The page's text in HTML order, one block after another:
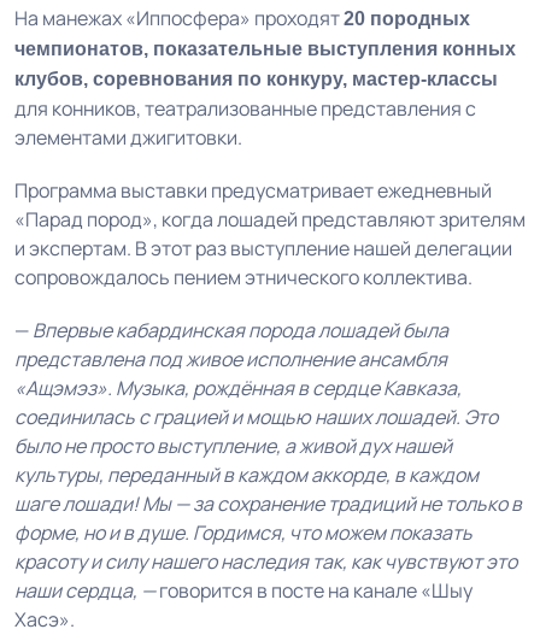
На манежах «Иппосфера» проходят20 породных
чемпионатов, показательные выступления конных
клубов, соревнования по конкуру, мастер-классы
для конников, театрализованные представления с
элементами джигитовки.
Программа выставки предусматривает ежедневный
«Парад пород», когда лошадей представляют зрителям
и экспертам. В этот раз выступление нашей делегации
сопровождалось пением этнического коллектива.
—Впервые кабардинская порода лошадей была
представлена под живое исполнение ансамбля
«Ащэмэз». Музыка, рождённая в сердце Кавказа,
соединилась с грацией и мощью наших лошадей. Это
было не просто выступление, а живой дух нашей
культуры, переданный в каждом аккорде, в каждом
шаге лошади! Мы — за сохранение традиций не только в
форме, но и в душе. Гордимся, что можем показать
красоту и силу нашего наследия так, как чувствуют это
наши сердца, —говорится в посте на канале «Шыу
Хасэ».